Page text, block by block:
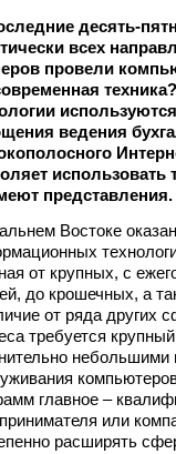
десять-
всех
провели
ведения
представления.
Востоке
от крупных, с
до крошечных, а
от ряда других
требуется
главное –
или
расширять